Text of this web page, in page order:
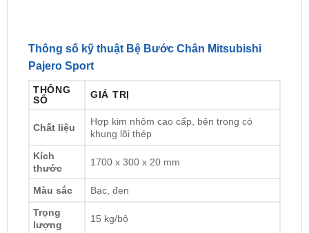
THÔNG
SỐ
Chất liệu
khung lõi thép
thước
1700 x 300 x 20 mm
Màu sắc
lượng
Bảo hành